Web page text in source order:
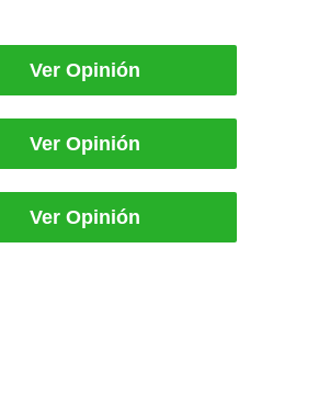
Ver Opinión
Ver Opinión
Ver Opinión